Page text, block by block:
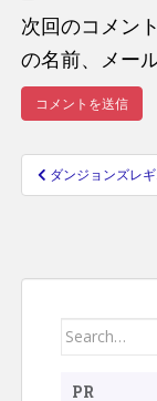
次回のコメン
の名前、メー
投
ビ
ー
ョ
ダンジョンズレ
Search
PR